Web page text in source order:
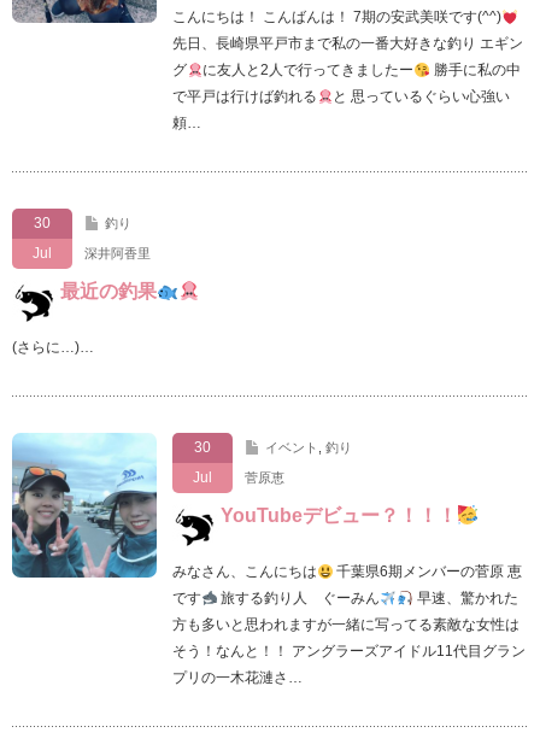
こんにちは！ こんばんは！ 7期の安武美咲です(^^)
先日、長崎県平戸市まで私の一番大好きな釣り エギン
グ
に友人と2人で行ってきましたー
勝手に私の中
で平戸は行けば釣れる
と 思っているぐらい心強い
頼…
30
Jul
釣り
深井阿香里
最近の釣果
(さらに…)…
30
Jul
イベント 釣り
菅原恵
YouTubeデビュー？！！！
みなさん、こんにちは
千葉県6期メンバーの菅原 恵
です
旅する釣り人 ぐーみん
早速、驚かれた
方も多いと思われますが一緒に写ってる素敵な女性は
そう！なんと！！ アングラーズアイドル11代目グラン
プリの一木花漣さ…